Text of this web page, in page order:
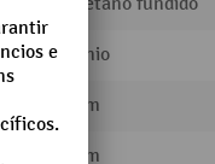
Poliuretano fundido
Alumínio
138 mm
110 mm